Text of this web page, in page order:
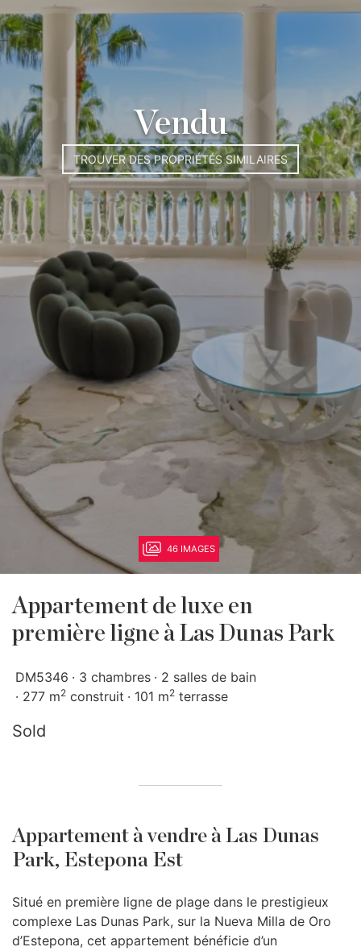
Vendu
TROUVER DES PROPRIÉTÉS SIMILAIRES
46 IMAGES
Appartement de luxe en
première ligne à Las Dunas Park
DM5346 3 chambres
2 salles de bain
277 m2 construit 101 m2 terrasse
Sold
Appartement à vendre à Las Dunas
Park, Estepona Est
Situé en première ligne de plage dans le prestigieux
complexe Las Dunas Park, sur la Nueva Milla de Oro
d’Estepona, cet appartement bénéficie d’un